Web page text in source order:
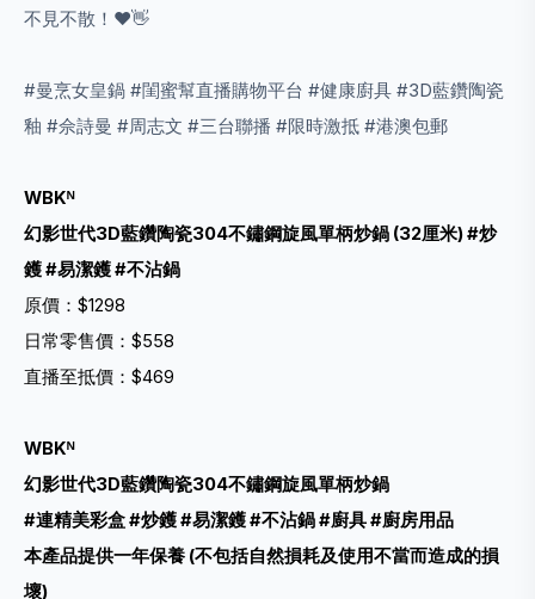
不見不散！❤️👋
#曼烹女皇鍋 #閨蜜幫直播購物平台 #健康廚具 #3D藍鑽陶瓷
釉 #佘詩曼 #周志文 #三台聯播 #限時激抵 #港澳包郵
WBKᴺ
幻影世代3D藍鑽陶瓷304不鏽鋼旋風單柄炒鍋 (32厘米) #炒
鑊 #易潔鑊 #不沾鍋
原價：$1298
日常零售價：$558
直播至抵價：$469
WBKᴺ
幻影世代3D藍鑽陶瓷304不鏽鋼旋風單柄炒鍋
#連精美彩盒 #炒鑊 #易潔鑊 #不沾鍋 #廚具 #廚房用品
本產品提供一年保養 (不包括自然損耗及使用不當而造成的損
壞)